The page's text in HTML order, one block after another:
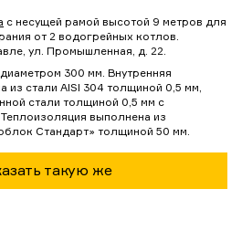
с несущей рамой высотой 9 метров для
от 2 водогрейных котлов.
ул. Промышленная, д. 22.
300 мм. Внутренняя
из стали AISI 304 толщиной 0,5 мм,
стали толщиной 0,5 мм с
выполнена из
Стандарт» толщиной 50 мм.
такую же